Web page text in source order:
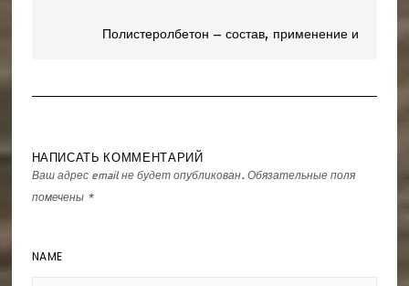
Полистеролбетон – состав, применение и
НАПИСАТЬ КОММЕНТАРИЙ
Ваш адрес email не будет опубликован. Обязательные поля
помечены *
NAME